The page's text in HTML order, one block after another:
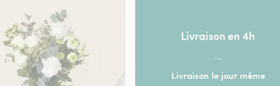
Livraison en 4h
—
Livraison le jour même